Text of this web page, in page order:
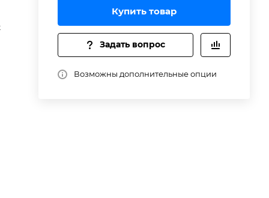
Купить товар
Задать вопрос
Возможны дополнительные опции